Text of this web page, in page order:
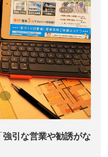
強引な営業や勧誘がな